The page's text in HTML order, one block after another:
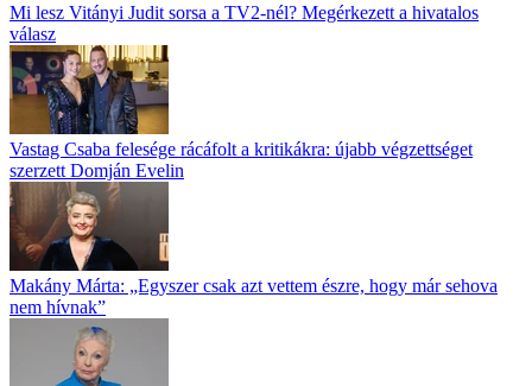
Mi lesz Vitányi Judit sorsa a TV2-nél? Megérkezett a hivatalos
válasz
Vastag Csaba felesége rácáfolt a kritikákra: újabb végzettséget
szerzett Domján Evelin
Makány Márta: „Egyszer csak azt vettem észre, hogy már sehova
nem hívnak”